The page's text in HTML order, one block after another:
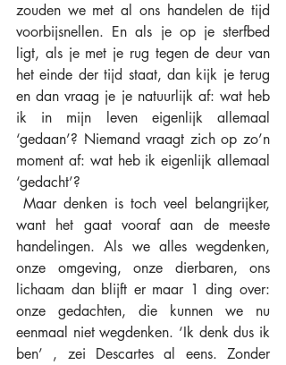
zouden we met al ons handelen de tijd
voorbijsnellen. En als je op je sterfbed
ligt, als je met je rug tegen de deur van
het einde der tijd staat, dan kijk je terug
en dan vraag je je natuurlijk af: wat heb
ik in mijn leven eigenlijk allemaal
‘gedaan’? Niemand vraagt zich op zo’n
moment af: wat heb ik eigenlijk allemaal
‘gedacht’?
want het gaat vooraf aan de meeste
handelingen. Als we alles wegdenken,
onze omgeving, onze dierbaren, ons
lichaam dan blijft er maar 1 ding over:
onze gedachten, die kunnen we nu
eenmaal niet wegdenken. ‘Ik denk dus ik
ben’ , zei Descartes al eens. Zonder